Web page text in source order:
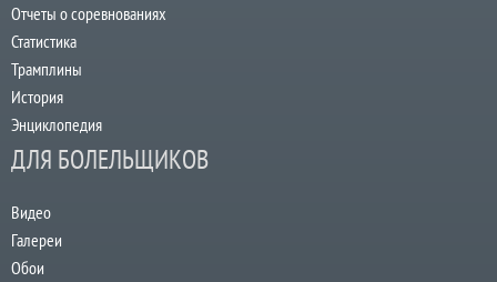
Отчеты о соревнованиях
Статистика
Трамплины
История
Энциклопедия
ДЛЯ БОЛЕЛЬЩИКОВ
Видео
Галереи
Обои